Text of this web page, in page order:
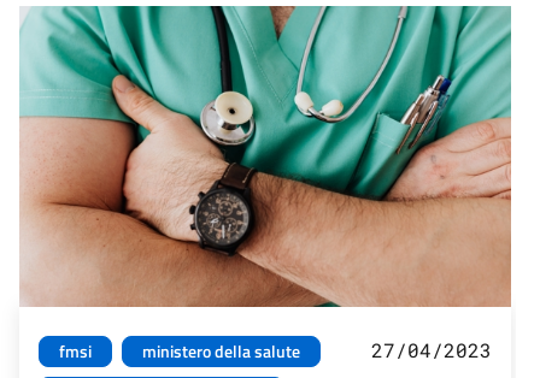
fmsi
ministero della salute
27/04/2023